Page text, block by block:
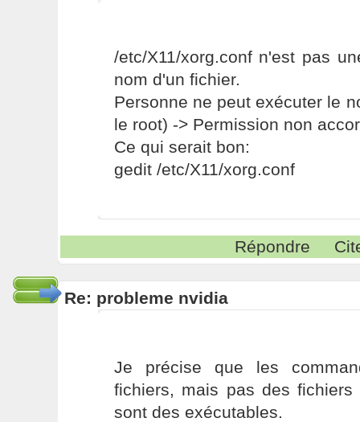
/etc/X11/xorg.conf n'est pas
nom d'un fichier.
Personne ne peut exécuter le
le root) -> Permission non
Ce qui serait bon:
gedit /etc/X11/xorg.conf
Répondre
Re: probleme nvidia
Je précise que les
fichiers, mais pas des
sont des exécutables.